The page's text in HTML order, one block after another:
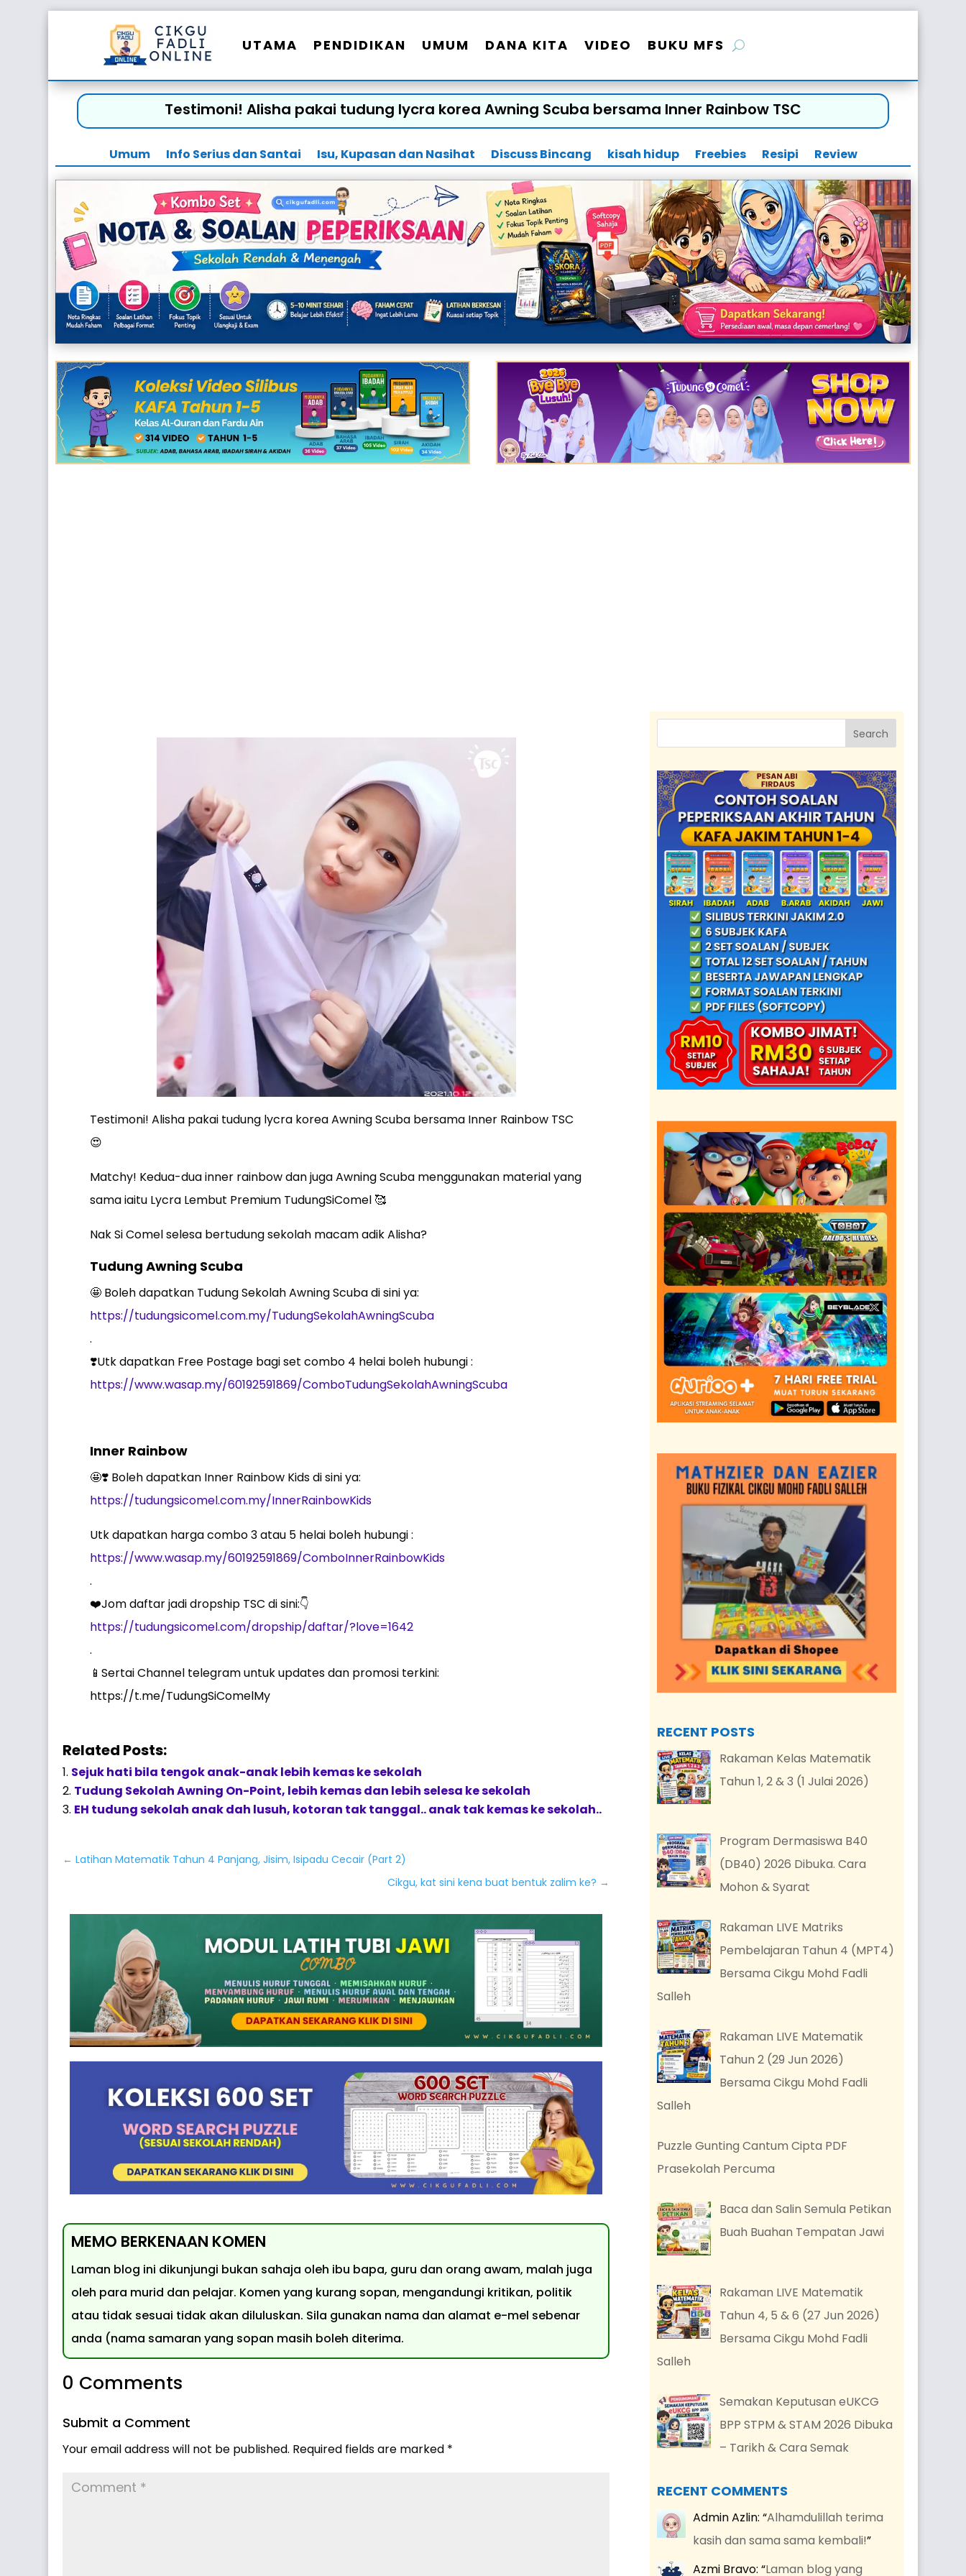
UTAMA PENDIDIKAN UMUM DANA KITA VIDEO BUKU MFS
Testimoni! Alisha pakai tudung lycra korea Awning Scuba bersama Inner Rainbow TSC
Umum Info Serius dan Santai Isu, Kupasan dan Nasihat Discuss Bincang kisah hidup Freebies Resipi Review
Testimoni! Alisha pakai tudung lycra korea Awning Scuba bersama Inner Rainbow TSC
😍
Matchy! Kedua-dua inner rainbow dan juga Awning Scuba menggunakan material yang
sama iaitu Lycra Lembut Premium TudungSiComel 🥰
Nak Si Comel selesa bertudung sekolah macam adik Alisha?
Tudung Awning Scuba
🤩 Boleh dapatkan Tudung Sekolah Awning Scuba di sini ya:
https://tudungsicomel.com.my/TudungSekolahAwningScuba
.
❣️Utk dapatkan Free Postage bagi set combo 4 helai boleh hubungi :
https://www.wasap.my/60192591869/ComboTudungSekolahAwningScuba
Inner Rainbow
🤩❣️ Boleh dapatkan Inner Rainbow Kids di sini ya:
https://tudungsicomel.com.my/InnerRainbowKids
Utk dapatkan harga combo 3 atau 5 helai boleh hubungi :
https://www.wasap.my/60192591869/ComboInnerRainbowKids
.
❤️Jom daftar jadi dropship TSC di sini:👇
https://tudungsicomel.com/dropship/daftar/?love=1642
.
📱Sertai Channel telegram untuk updates dan promosi terkini:
https://t.me/TudungSiComelMy
Related Posts:
Sejuk hati bila tengok anak-anak lebih kemas ke sekolah
Tudung Sekolah Awning On-Point, lebih kemas dan lebih selesa ke sekolah
EH tudung sekolah anak dah lusuh, kotoran tak tanggal.. anak tak kemas ke sekolah..
←Latihan Matematik Tahun 4 Panjang, Jisim, Isipadu Cecair (Part 2)
Cikgu, kat sini kena buat bentuk zalim ke? →
MEMO BERKENAAN KOMEN
Laman blog ini dikunjungi bukan sahaja oleh ibu bapa, guru dan orang awam, malah juga
oleh para murid dan pelajar. Komen yang kurang sopan, mengandungi kritikan, politik
atau tidak sesuai tidak akan diluluskan. Sila gunakan nama dan alamat e-mel sebenar
anda (nama samaran yang sopan masih boleh diterima.
0 Comments
Submit a Comment
Your email address will not be published. Required fields are marked *
RECENT POSTS
Rakaman Kelas Matematik
Tahun 1, 2 & 3 (1 Julai 2026)
Program Dermasiswa B40
(DB40) 2026 Dibuka. Cara
Mohon & Syarat
Rakaman LIVE Matriks
Pembelajaran Tahun 4 (MPT4)
Bersama Cikgu Mohd Fadli
Salleh
Rakaman LIVE Matematik
Tahun 2 (29 Jun 2026)
Bersama Cikgu Mohd Fadli
Salleh
Puzzle Gunting Cantum Cipta PDF
Prasekolah Percuma
Baca dan Salin Semula Petikan
Buah Buahan Tempatan Jawi
Rakaman LIVE Matematik
Tahun 4, 5 & 6 (27 Jun 2026)
Bersama Cikgu Mohd Fadli
Salleh
Semakan Keputusan eUKCG
BPP STPM & STAM 2026 Dibuka
– Tarikh & Cara Semak
RECENT COMMENTS
Admin Azlin: “Alhamdulillah terima
kasih dan sama sama kembali!”
Azmi Bravo: “Laman blog yang